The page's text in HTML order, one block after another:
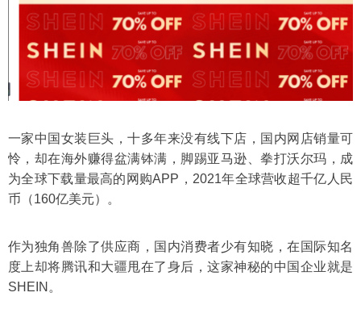
一家中国女装巨头，十多年来没有线下店，国内网店销量可
怜，却在海外赚得盆满钵满，脚踢亚马逊、拳打沃尔玛，成
为全球下载量最高的网购APP，2021年全球营收超千亿人民
币（160亿美元）。
作为独角兽除了供应商，国内消费者少有知晓，在国际知名
度上却将腾讯和大疆甩在了身后，这家神秘的中国企业就是
SHEIN。